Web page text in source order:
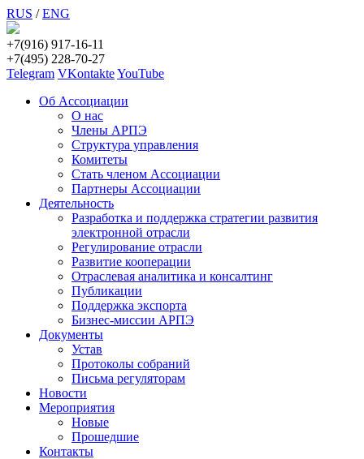
RUS /ENG
+7(916) 917-16-11
+7(495) 228-70-27
Telegram VKontakteYouTube
Об Ассоциации
О нас
Члены АРПЭ
Структура управления
Комитеты
Стать членом Ассоциации
Партнеры Ассоциации
Деятельность
Разработка и поддержка стратегии развития
электронной отрасли
Регулирование отрасли
Развитие кооперации
Отраслевая аналитика и консалтинг
Публикации
Поддержка экспорта
Бизнес-миссии АРПЭ
Документы
Устав
Протоколы собраний
Письма регуляторам
Новости
Мероприятия
Новые
Прошедшие
Контакты